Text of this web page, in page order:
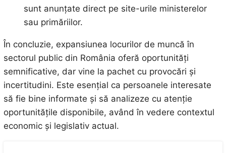
sunt anunțate direct pe site-urile ministerelor
sau primăriilor.
În concluzie, expansiunea locurilor de muncă în
sectorul public din România oferă oportunități
semnificative, dar vine la pachet cu provocări și
incertitudini. Este esențial ca persoanele interesate
să fie bine informate și să analizeze cu atenție
oportunitățile disponibile, având în vedere contextul
economic și legislativ actual.